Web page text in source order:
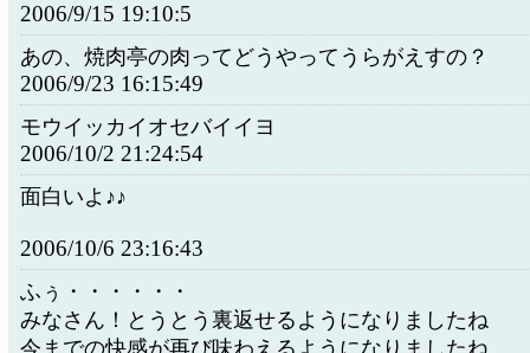
2006/9/15 19:10:5
あの、焼肉亭の肉ってどうやってうらがえすの？
2006/9/23 16:15:49
モウイッカイオセバイイヨ
2006/10/2 21:24:54
面白いよ♪♪
2006/10/6 23:16:43
ふぅ・・・・・・
みなさん！とうとう裏返せるようになりましたね
今までの快感が再び味わえるようになりましたね